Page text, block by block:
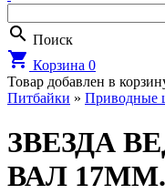
search Поиск
shopping_cart Корзина 0
Товар добавлен в
Питбайки » Приводные
ЗВЕЗДА
ВАЛ 17ММ.